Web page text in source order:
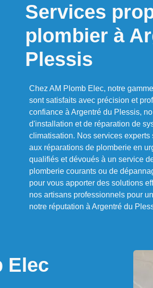
Services
plombier à
Plessis
Chez AM Plomb Elec, notre
sont satisfaits avec précision et
confiance à Argentré du Plessis,
d'installation et de réparation de
climatisation. Nos services
aux réparations de plomberie en
qualifiés et dévoués à un service
plomberie courants ou de
pour vous apporter des solutions
nos artisans professionnels pour
notre réputation à Argentré du
Elec